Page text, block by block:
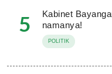
5
Kabinet
namanya!
POLITIK